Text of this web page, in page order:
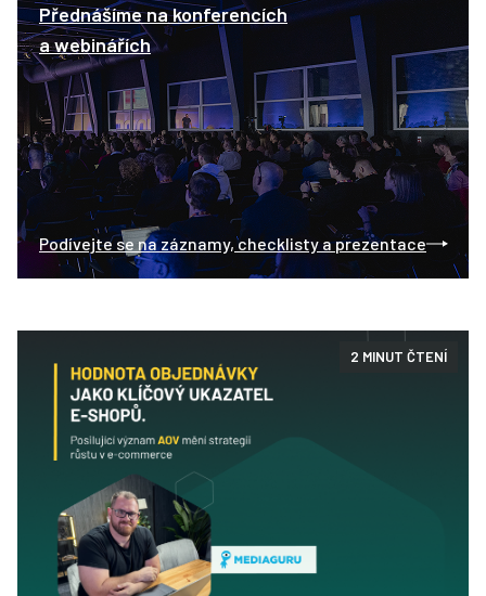
Přednášíme na konferencích
a webinářích
Podívejte se na záznamy, checklisty a prezentace
2 MINUT ČTENÍ